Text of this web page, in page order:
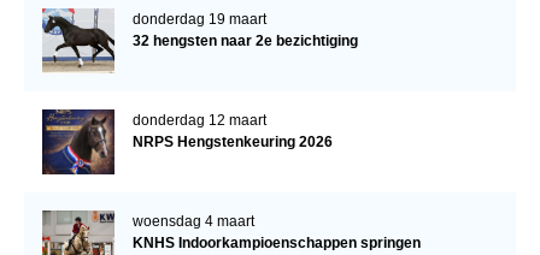
donderdag 19 maart
32 hengsten naar 2e bezichtiging
donderdag 12 maart
NRPS Hengstenkeuring 2026
woensdag 4 maart
KNHS Indoorkampioenschappen springen